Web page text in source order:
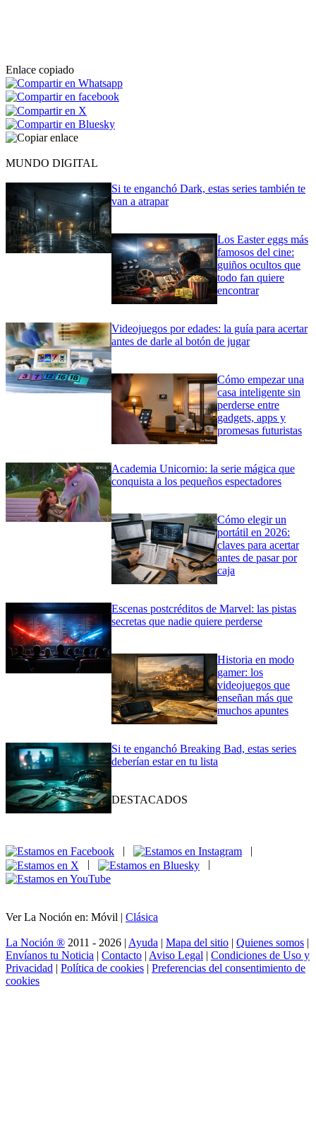
Enlace copiado
MUNDO DIGITAL
Si te enganchó Dark, estas series también te
van a atrapar
Los Easter eggs más
famosos del cine:
guiños ocultos que
todo fan quiere
encontrar
Videojuegos por edades: la guía para acertar
antes de darle al botón de jugar
Cómo empezar una
casa inteligente sin
perderse entre
gadgets, apps y
promesas futuristas
Academia Unicornio: la serie mágica que
conquista a los pequeños espectadores
Cómo elegir un
portátil en 2026:
claves para acertar
antes de pasar por
caja
Escenas postcréditos de Marvel: las pistas
secretas que nadie quiere perderse
Historia en modo
gamer: los
videojuegos que
enseñan más que
muchos apuntes
Si te enganchó Breaking Bad, estas series
deberían estar en tu lista
DESTACADOS
|
|
Ver La Noción en: Móvil | Clásica
La Noción ® 2011 - 2026 | Ayuda | Mapa del sitio | Quienes somos |
Envíanos tu Noticia | Contacto | Aviso Legal | Condiciones de Uso y
Privacidad | Política de cookies | Preferencias del consentimiento de
cookies